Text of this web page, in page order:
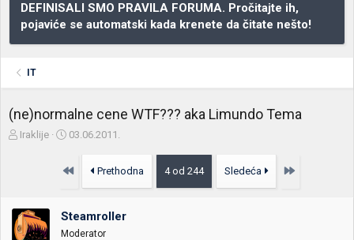
DEFINISALI SMO PRAVILA FORUMA. Pročitajte ih,
pojaviće se automatski kada krenete da čitate nešto!
IT
(ne)normalne cene WTF??? aka Limundo Tema
Z
i
k
Iraklije
D
u
o
k
03.06.2011.
Prvo Prethodna 4 od 244 Sledeća Poslednja
Steamroller
Moderator